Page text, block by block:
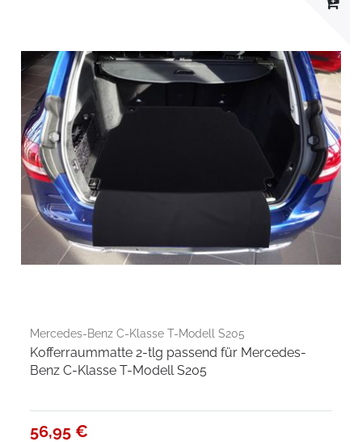
Mercedes-Benz C-Klasse T-Modell S205
Kofferraummatte 2-tlg passend für Mercedes-
Benz C-Klasse T-Modell S205
56,95 €